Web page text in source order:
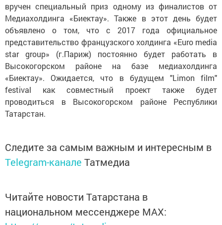
вручен специальный приз одному из финалистов от
Медиахолдинга «Биектау». Также в этот день будет
объявлено о том, что с 2017 года официальное
представительство французского холдинга «Euro media
star group» (г.Париж) постоянно будет работать в
Высокогорском районе на базе медиахолдинга
«Биектау». Ожидается, что в будущем "Limon film"
festival как совместный проект также будет
проводиться в Высокогорском районе Республики
Татарстан.
Следите за самым важным и интересным в
Telegram-канале Татмедиа
Читайте новости Татарстана в
национальном мессенджере MАХ: